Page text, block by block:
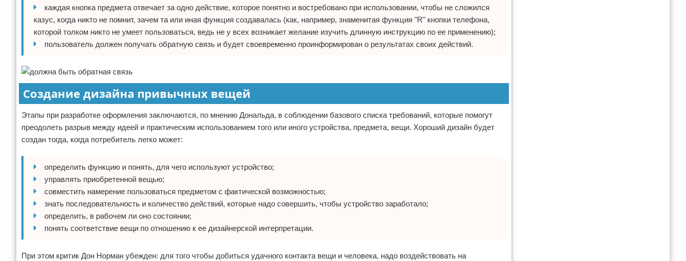
каждая кнопка предмета отвечает за одно действие, которое понятно и востребовано при использовании, чтобы не сложился
казус, когда никто не помнит, зачем та или иная функция создавалась (как, например, знаменитая функция "R" кнопки телефона,
которой толком никто не умеет пользоваться, ведь не у всех возникает желание изучить длинную инструкцию по ее применению);
пользователь должен получать обратную связь и будет своевременно проинформирован о результатах своих действий.
Создание дизайна привычных вещей
Этапы при разработке оформления заключаются, по мнению Дональда, в соблюдении базового списка требований, которые помогут
преодолеть разрыв между идеей и практическим использованием того или иного устройства, предмета, вещи. Хороший дизайн будет
создан тогда, когда потребитель легко может:
определить функцию и понять, для чего используют устройство;
управлять приобретенной вещью;
совместить намерение пользоваться предметом с фактической возможностью;
знать последовательность и количество действий, которые надо совершить, чтобы устройство заработало;
определить, в рабочем ли оно состоянии;
понять соответствие вещи по отношению к ее дизайнерской интерпретации.
При этом критик Дон Норман убежден: для того чтобы добиться удачного контакта вещи и человека, надо воздействовать на